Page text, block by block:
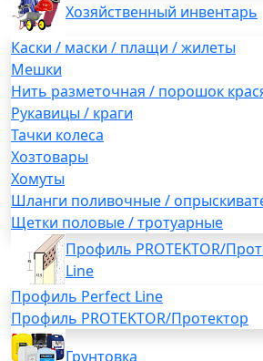
Хозяйственный инвентарь
Каски / маски / плащи / жилеты
Мешки
Нить разметочная / порошок
Рукавицы / краги
Тачки колеса
Хозтовары
Хомуты
Шланги поливочные /
Щетки половые / тротуарные
Профиль PROTEKTOR/
Line
Профиль Perfect Line
Профиль PROTEKTOR/Протектор
Грунтовка